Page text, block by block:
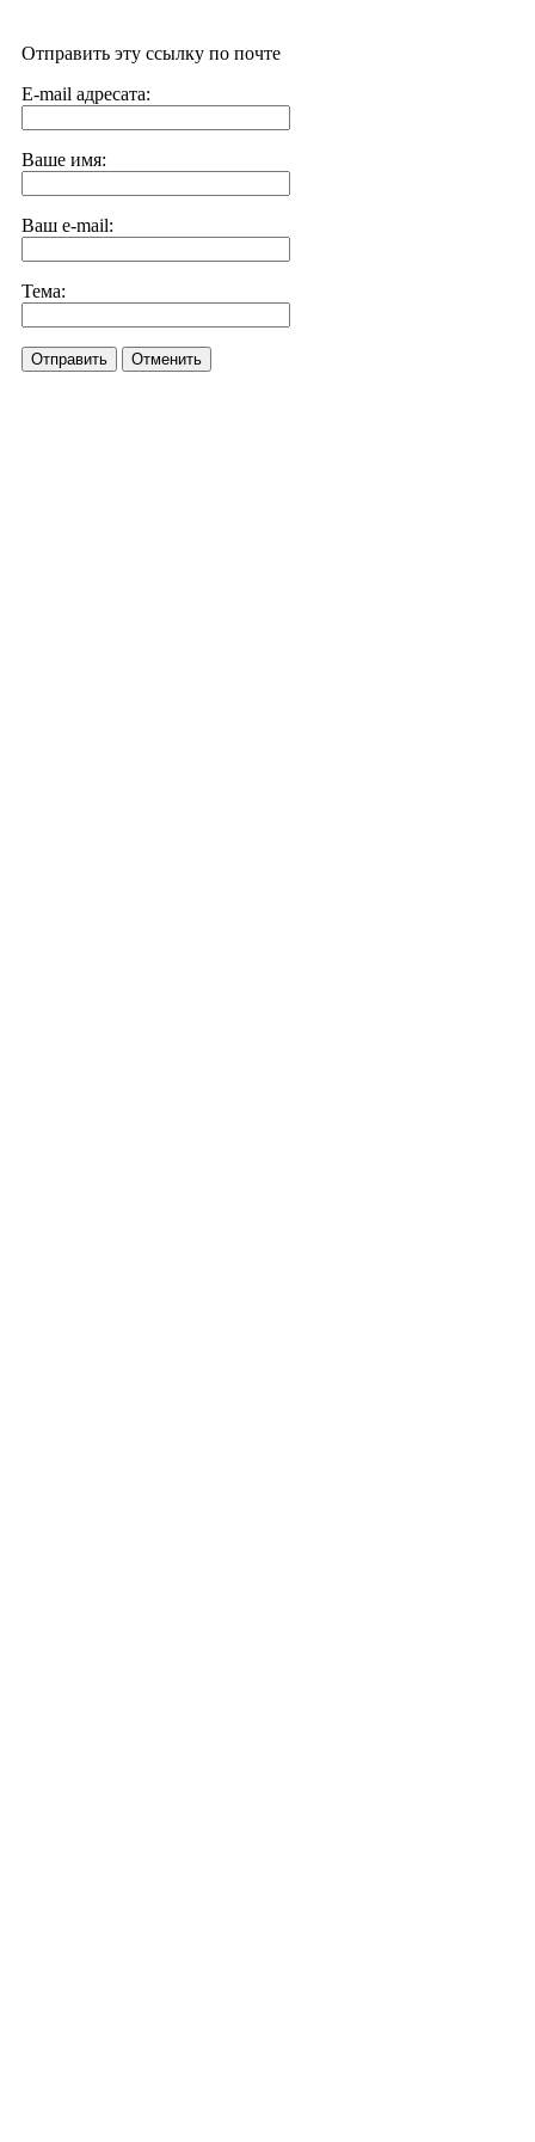
Отправить эту ссылку по почте
E-mail адресата:
Ваше имя:
Ваш e-mail:
Тема:
Отправить Отменить